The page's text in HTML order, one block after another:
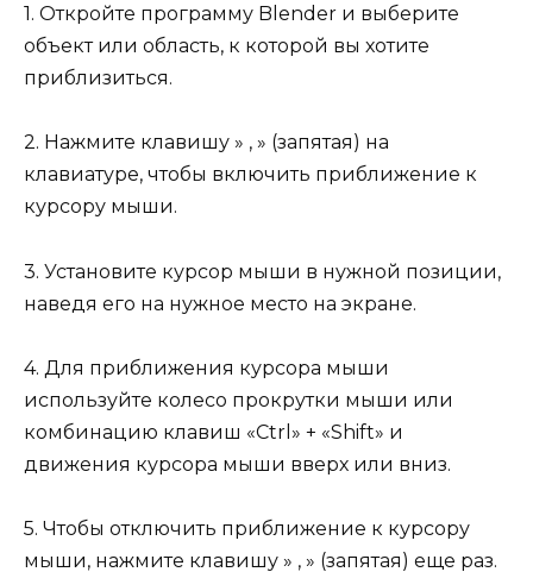
1. Откройте программу Blender и выберите
объект или область, к которой вы хотите
приблизиться.
2. Нажмите клавишу » , » (запятая) на
клавиатуре, чтобы включить приближение к
курсору мыши.
3. Установите курсор мыши в нужной позиции,
наведя его на нужное место на экране.
4. Для приближения курсора мыши
используйте колесо прокрутки мыши или
комбинацию клавиш «Ctrl» + «Shift» и
движения курсора мыши вверх или вниз.
5. Чтобы отключить приближение к курсору
мыши, нажмите клавишу » , » (запятая) еще раз.